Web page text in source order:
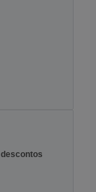
descontos